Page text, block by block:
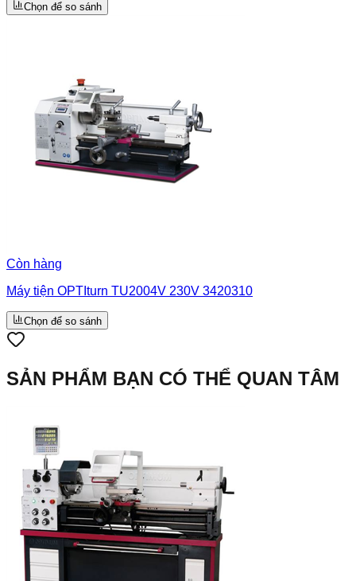
Chọn để so sánh
Còn hàng
Máy tiện OPTIturn TU2004V 230V 3420310
Chọn để so sánh
SẢN PHẨM BẠN CÓ THỂ QUAN TÂM